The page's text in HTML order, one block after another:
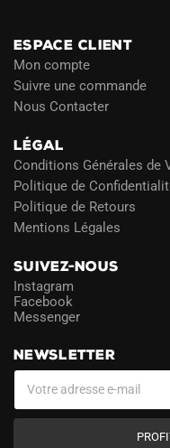
ESPACE CLIENT
Mon compte
Suivre une commande
Nous Contacter
LÉGAL
Conditions Générales de
Politique de
Politique de Retours
Mentions Légales
SUIVEZ-NOUS
Instagram
Facebook
Messenger
NEWSLETTER